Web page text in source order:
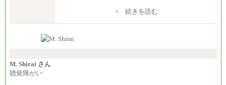
※入社後早期から、自律的な業務遂行が求めら
す。
い職責を担う方については、さらに高い金額を個別
+ 続きを読む
M. Shirai さん
聴覚障がい